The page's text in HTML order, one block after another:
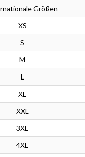
Größen
XS
S
M
L
XL
XXL
3XL
4XL